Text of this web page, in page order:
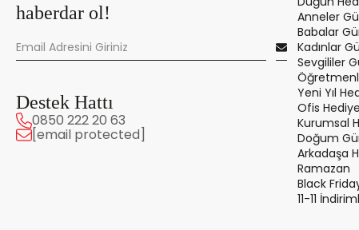
haberdar ol!
Destek Hattı
0850 222 20 63
[email protected]
Anneler
Babalar
Kadınlar
Sevgililer
Yeni Yıl
Ofis
Kurumsal
Doğum
Arkadaşa
Ramazan
Black
11-11